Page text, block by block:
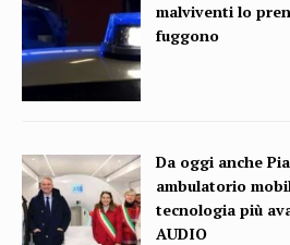
malviventi lo
fuggono
Da oggi anche
ambulatorio
tecnologia più
AUDIO